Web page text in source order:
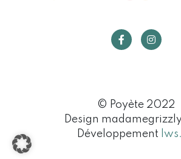
© Poyète 2022
Design
Développement